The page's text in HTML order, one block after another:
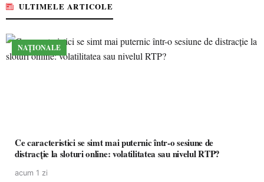
ULTIMELE ARTICOLE
NAȚIONALE
Ce caracteristici se simt mai puternic într-o sesiune de
distracție la sloturi online: volatilitatea sau nivelul RTP?
acum 1 zi